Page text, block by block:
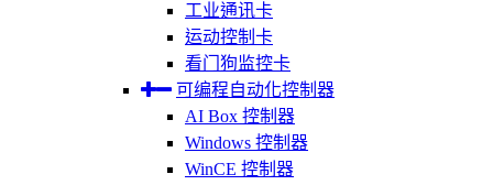
工业通讯卡
运动控制卡
看门狗监控卡
可编程自动化控制器
AI Box 控制器
Windows 控制器
WinCE 控制器